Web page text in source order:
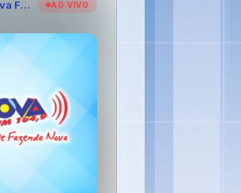
Rádio Nova FM - O Amor de Fazenda Nova AO VIVO